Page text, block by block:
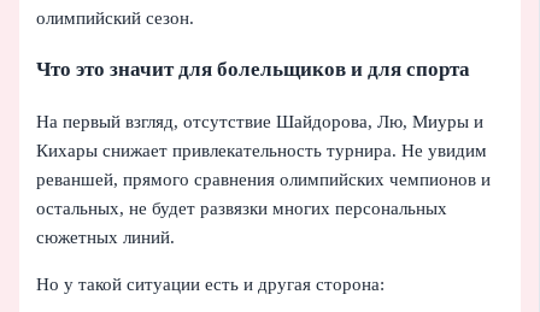
олимпийский сезон.
Что это значит для болельщиков и для спорта
На первый взгляд, отсутствие Шайдорова, Лю, Миуры и
Кихары снижает привлекательность турнира. Не увидим
реваншей, прямого сравнения олимпийских чемпионов и
остальных, не будет развязки многих персональных
сюжетных линий.
Но у такой ситуации есть и другая сторона: